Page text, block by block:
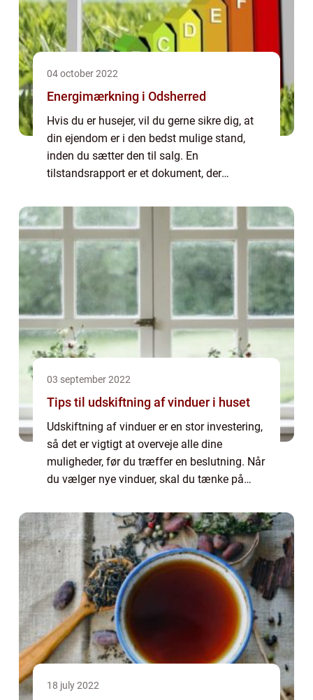
04 october 2022
Energimærkning i Odsherred
Hvis du er husejer, vil du gerne sikre dig, at
din ejendom er i den bedst mulige stand,
inden du sætter den til salg. En
tilstandsrapport er et dokument, der
og som kan bruges af potentielle købere til
at vur...
03 september 2022
Tips til udskiftning af vinduer i huset
Udskiftning af vinduer er en stor investering,
så det er vigtigt at overveje alle dine
muligheder, før du træffer en beslutning. Når
du vælger nye vinduer, skal du tænke på
bor i et koldt klima, skal ...
18 july 2022